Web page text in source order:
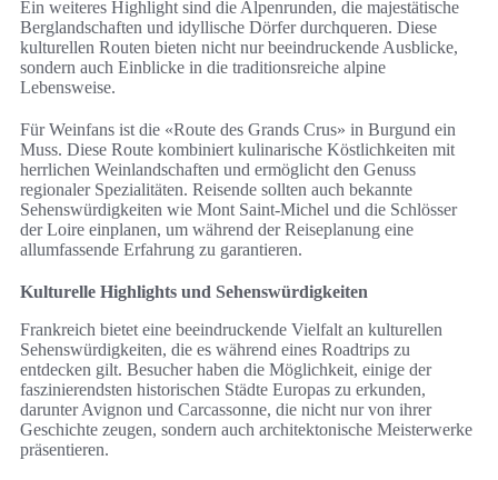
Ein weiteres Highlight sind die Alpenrunden, die majestätische
Berglandschaften und idyllische Dörfer durchqueren. Diese
kulturellen Routen bieten nicht nur beeindruckende Ausblicke,
sondern auch Einblicke in die traditionsreiche alpine
Lebensweise.
Für Weinfans ist die «Route des Grands Crus» in Burgund ein
Muss. Diese Route kombiniert kulinarische Köstlichkeiten mit
herrlichen Weinlandschaften und ermöglicht den Genuss
regionaler Spezialitäten. Reisende sollten auch bekannte
Sehenswürdigkeiten wie Mont Saint-Michel und die Schlösser
der Loire einplanen, um während der Reiseplanung eine
allumfassende Erfahrung zu garantieren.
Kulturelle Highlights und Sehenswürdigkeiten
Frankreich bietet eine beeindruckende Vielfalt an kulturellen
Sehenswürdigkeiten, die es während eines Roadtrips zu
entdecken gilt. Besucher haben die Möglichkeit, einige der
faszinierendsten historischen Städte Europas zu erkunden,
darunter Avignon und Carcassonne, die nicht nur von ihrer
Geschichte zeugen, sondern auch architektonische Meisterwerke
präsentieren.